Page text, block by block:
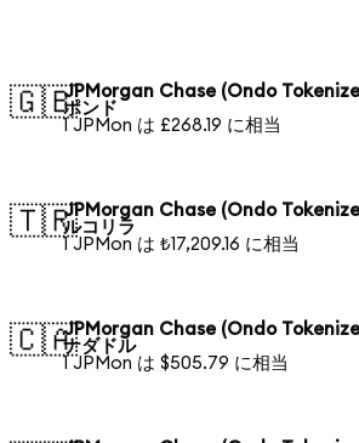
🇬🇧JPMorgan Chase (Ondo
ポンド
1 JPMon は £268.19 に相当
🇹🇷JPMorgan Chase (Ondo
ルコリラ
1 JPMon は ₺17,209.16 に相当
🇨🇦JPMorgan Chase (Ondo
ナダドル
1 JPMon は $505.79 に相当